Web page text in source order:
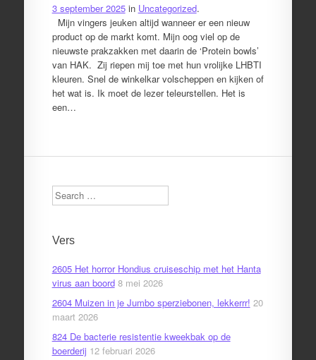
3 september 2025in Uncategorized.
Mijn vingers jeuken altijd wanneer er een nieuw
product op de markt komt. Mijn oog viel op de
nieuwste prakzakken met daarin de ‘Protein bowls’
van HAK. Zij riepen mij toe met hun vrolijke LHBTI
kleuren. Snel de winkelkar volscheppen en kijken of
het wat is. Ik moet de lezer teleurstellen. Het is
een…
Search
Vers
2605 Het horror Hondius cruiseschip met het Hanta
virus aan boord 8 mei 2026
2604 Muizen in je Jumbo sperziebonen, lekkerrr! 20
maart 2026
824 De bacterie resistentie kweekbak op de
boerderij 12 februari 2026